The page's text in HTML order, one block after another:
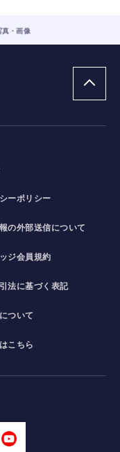
真・画像
ーポリシー
の外部送信について
ジ会員規約
法に基づく表記
ついて
こちら